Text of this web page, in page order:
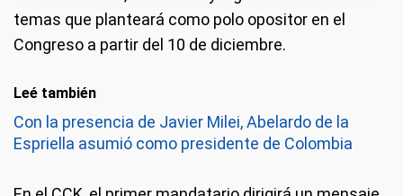
temas que planteará como polo opositor en el
Congreso a partir del 10 de diciembre.
Leé también
Con la presencia de Javier Milei, Abelardo de la
Espriella asumió como presidente de Colombia